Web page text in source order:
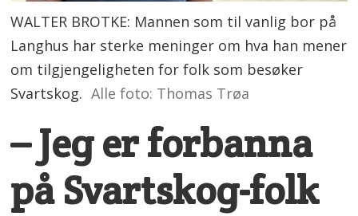
WALTER BROTKE: Mannen som til vanlig bor på
Langhus har sterke meninger om hva han mener
om tilgjengeligheten for folk som besøker
Svartskog. Alle foto: Thomas Trøa
– Jeg er forbanna
på Svartskog-folk